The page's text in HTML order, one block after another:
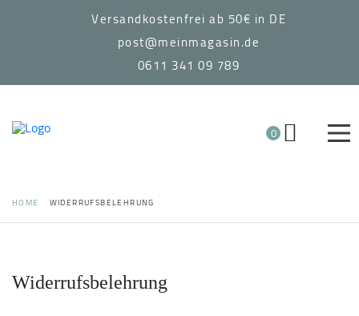
Versandkostenfrei ab 50€ in DE
post@meinmagasin.de
0611 341 09 789
0
HOME WIDERRUFSBELEHRUNG
Widerrufsbelehrung